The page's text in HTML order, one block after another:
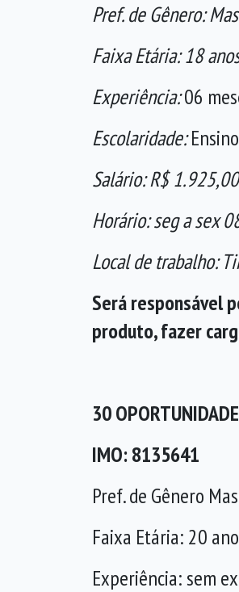
Pref. de Gênero:
Faixa Etária: 18
Experiência:06
Escolaridade:
Salário: R$
Horário: seg a sex
Local de trabalho:
Será responsável
produto, fazer
30
IMO: 8135641
Pref. de Gênero
Faixa Etária: 20
Experiência: sem